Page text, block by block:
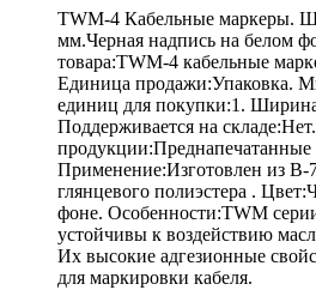
TWM-4 Кабельные маркеры.
мм.Черная надпись на белом
товара:TWM-4 кабельные
Единица продажи:Упаковка.
единиц для покупки:1.
Поддерживается на
Применение:Изготовлен из B-
глянцевого полиэстера .
фоне. Особенности:TWM
устойчивы к воздействию
Их высокие адгезионные
для маркировки кабеля.